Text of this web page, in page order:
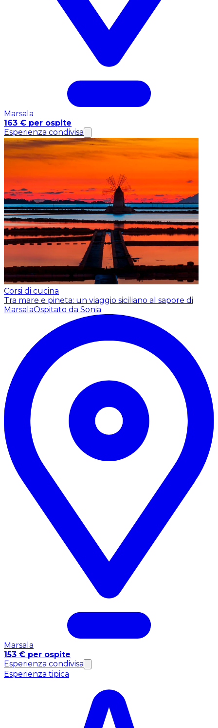
Marsala
163 € per ospite
Esperienza condivisa
Corsi di cucina
Tra mare e pineta: un viaggio siciliano al sapore di
MarsalaOspitato da Sonia
Marsala
153 € per ospite
Esperienza condivisa
Esperienza tipica